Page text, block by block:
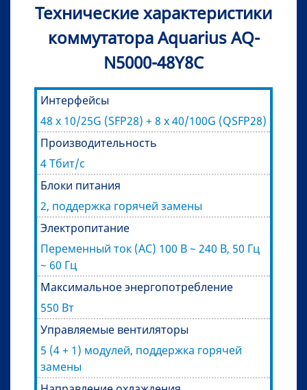
Технические характеристики
коммутатора Aquarius AQ-
N5000-48Y8C
Интерфейсы
48 х 10/25G (SFP28) + 8 х 40/100G (QSFP28)
Производительность
4 Тбит/с
Блоки питания
2, поддержка горячей замены
Электропитание
Переменный ток (AC) 100 В ~ 240 В, 50 Гц
~ 60 Гц
Максимальное энергопотребление
550 Вт
Управляемые вентиляторы
5 (4 + 1) модулей, поддержка горячей
замены